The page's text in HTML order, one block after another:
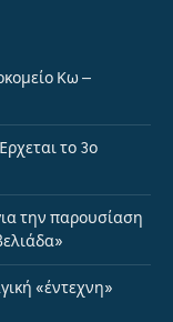
Κω –
το 3ο
την παρουσίαση
«έντεχνη»